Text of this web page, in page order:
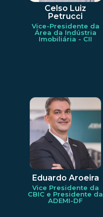
Celso Luiz
Petrucci
Vice-Presidente da
Área da Indústria
Imobiliária - CII
Eduardo Aroeira
Vice Presidente da
CBIC e Presidente da
ADEMI-DF